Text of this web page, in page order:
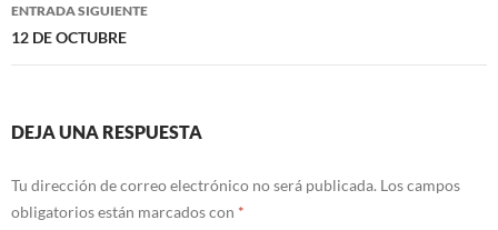
ENTRADA SIGUIENTE
12 DE OCTUBRE
DEJA UNA RESPUESTA
Tu dirección de correo electrónico no será publicada. Los campos
obligatorios están marcados con *